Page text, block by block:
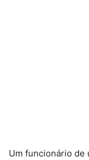
Um funcionário de